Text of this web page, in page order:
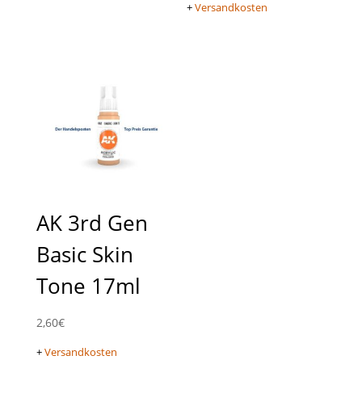
+Versandkosten
AK 3rd Gen
Basic Skin
Tone 17ml
2,60€
+Versandkosten